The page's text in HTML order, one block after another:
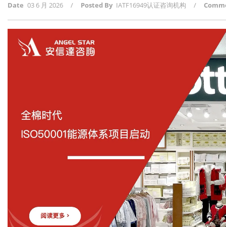
Date 03 6 月 2026 / Posted By IATF16949认证咨询机构 /